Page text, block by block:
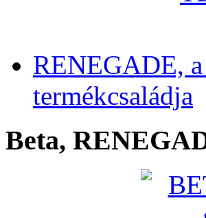
RENEGADE,
termékcsaládja
Beta,